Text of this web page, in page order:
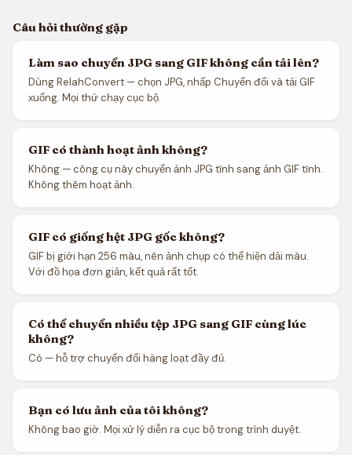
Câu hỏi thường gặp
Làm sao chuyển JPG sang GIF không cần tải lên?
Dùng RelahConvert — chọn JPG, nhấp Chuyển đổi và tải GIF
xuống. Mọi thứ chạy cục bộ.
GIF có thành hoạt ảnh không?
Không — công cụ này chuyển ảnh JPG tĩnh sang ảnh GIF tĩnh.
Không thêm hoạt ảnh.
GIF có giống hệt JPG gốc không?
GIF bị giới hạn 256 màu, nên ảnh chụp có thể hiện dải màu.
Với đồ họa đơn giản, kết quả rất tốt.
Có thể chuyển nhiều tệp JPG sang GIF cùng lúc
không?
Có — hỗ trợ chuyển đổi hàng loạt đầy đủ.
Bạn có lưu ảnh của tôi không?
Không bao giờ. Mọi xử lý diễn ra cục bộ trong trình duyệt.